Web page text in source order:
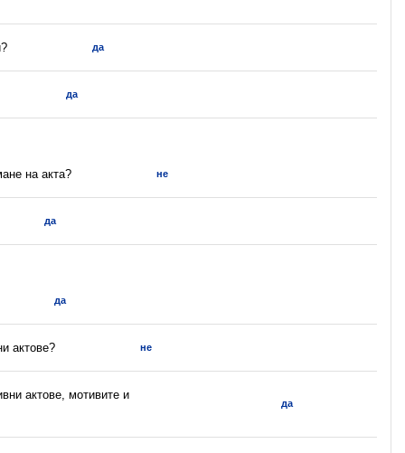
да
да
на акта? не
да
да
актове? не
актове, мотивите и
да